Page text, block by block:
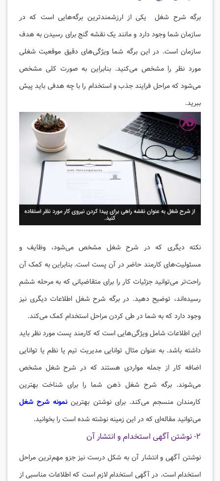
برگه شرح شغل یکی از ارزشمند‌ترین برگه‌هایی است که در
سازمان شما وجود دارد و مانند یک نقشه گنج برای رسیدن به هدف
سازمان است. در این برگه شما ویژگی‌های دقیق موقعیت شغلی
مورد نظر را مشخص می‌کنید. بنابراین به صورت کلی مشخص
می‌شود که مراحل فرایند جذب و استخدام را با چه هدفی باید پیش
ببرید.
نکته دیگری که در شرح شغل مشخص می‌شود، وظایف و
مسئولیت‌های کارمند حاضر در آن پست است. بنابراین به کمک آن
راحت‌تر می‌توانید جزئیات کار را برای متقاضیانی که به مرحله ششم
رسیده‌اند، توضیح دهید. در برگه شرح شغل اطلاعات دیگری نیز
وجود دارد که به شما در طی کردن مراحل استخدام کمک می‌کند.
این اطلاعات شامل ویژگی‌هایی است که کارمند پست مورد نظر باید
داشته باشد. به عنوان مثال توانایی مدیریت تیم یا نظم یا توانایی
اضافه کار از جمله مواردی هستند که در شرح شغل مشخص
می‌شوند. برگه شرح شغل ذهن شما را برای شناخت بهترین
کارمندان منسجم می‌کند. برای نوشتن بهترین نمونه شرح شغل
می‌توانید مقاله‌ای که در این زمینه نوشته شده است را بخوانید.
۲- نوشتن آگهی استخدام و انتشار آن
نوشتن آگهی و انتشار آن به شکل درست نیز جزو مهم‌ترین مراحل
استخدام است. در آگهی استخدام لازم است که اطلاعات مناسبی از